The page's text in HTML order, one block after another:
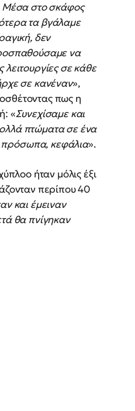
Μέσα στο σκάφος
τα βγάλαμε
δεν
να
σε κάθε
σε κανέναν»,
πως η
«Συνεχίσαμε και
πτώματα σε ένα
κεφάλια».
ήταν μόλις έξι
περίπου 40
και έμειναν
θα πνίγηκαν